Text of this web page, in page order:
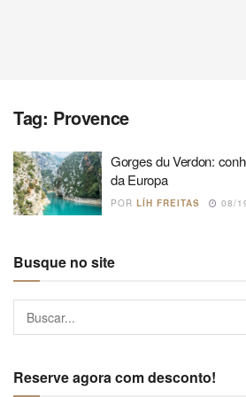
Tag: Provence
Gorges du Verdon:
da Europa
POR LÍH FREITAS 08/
Busque no site
Reserve agora com desconto!